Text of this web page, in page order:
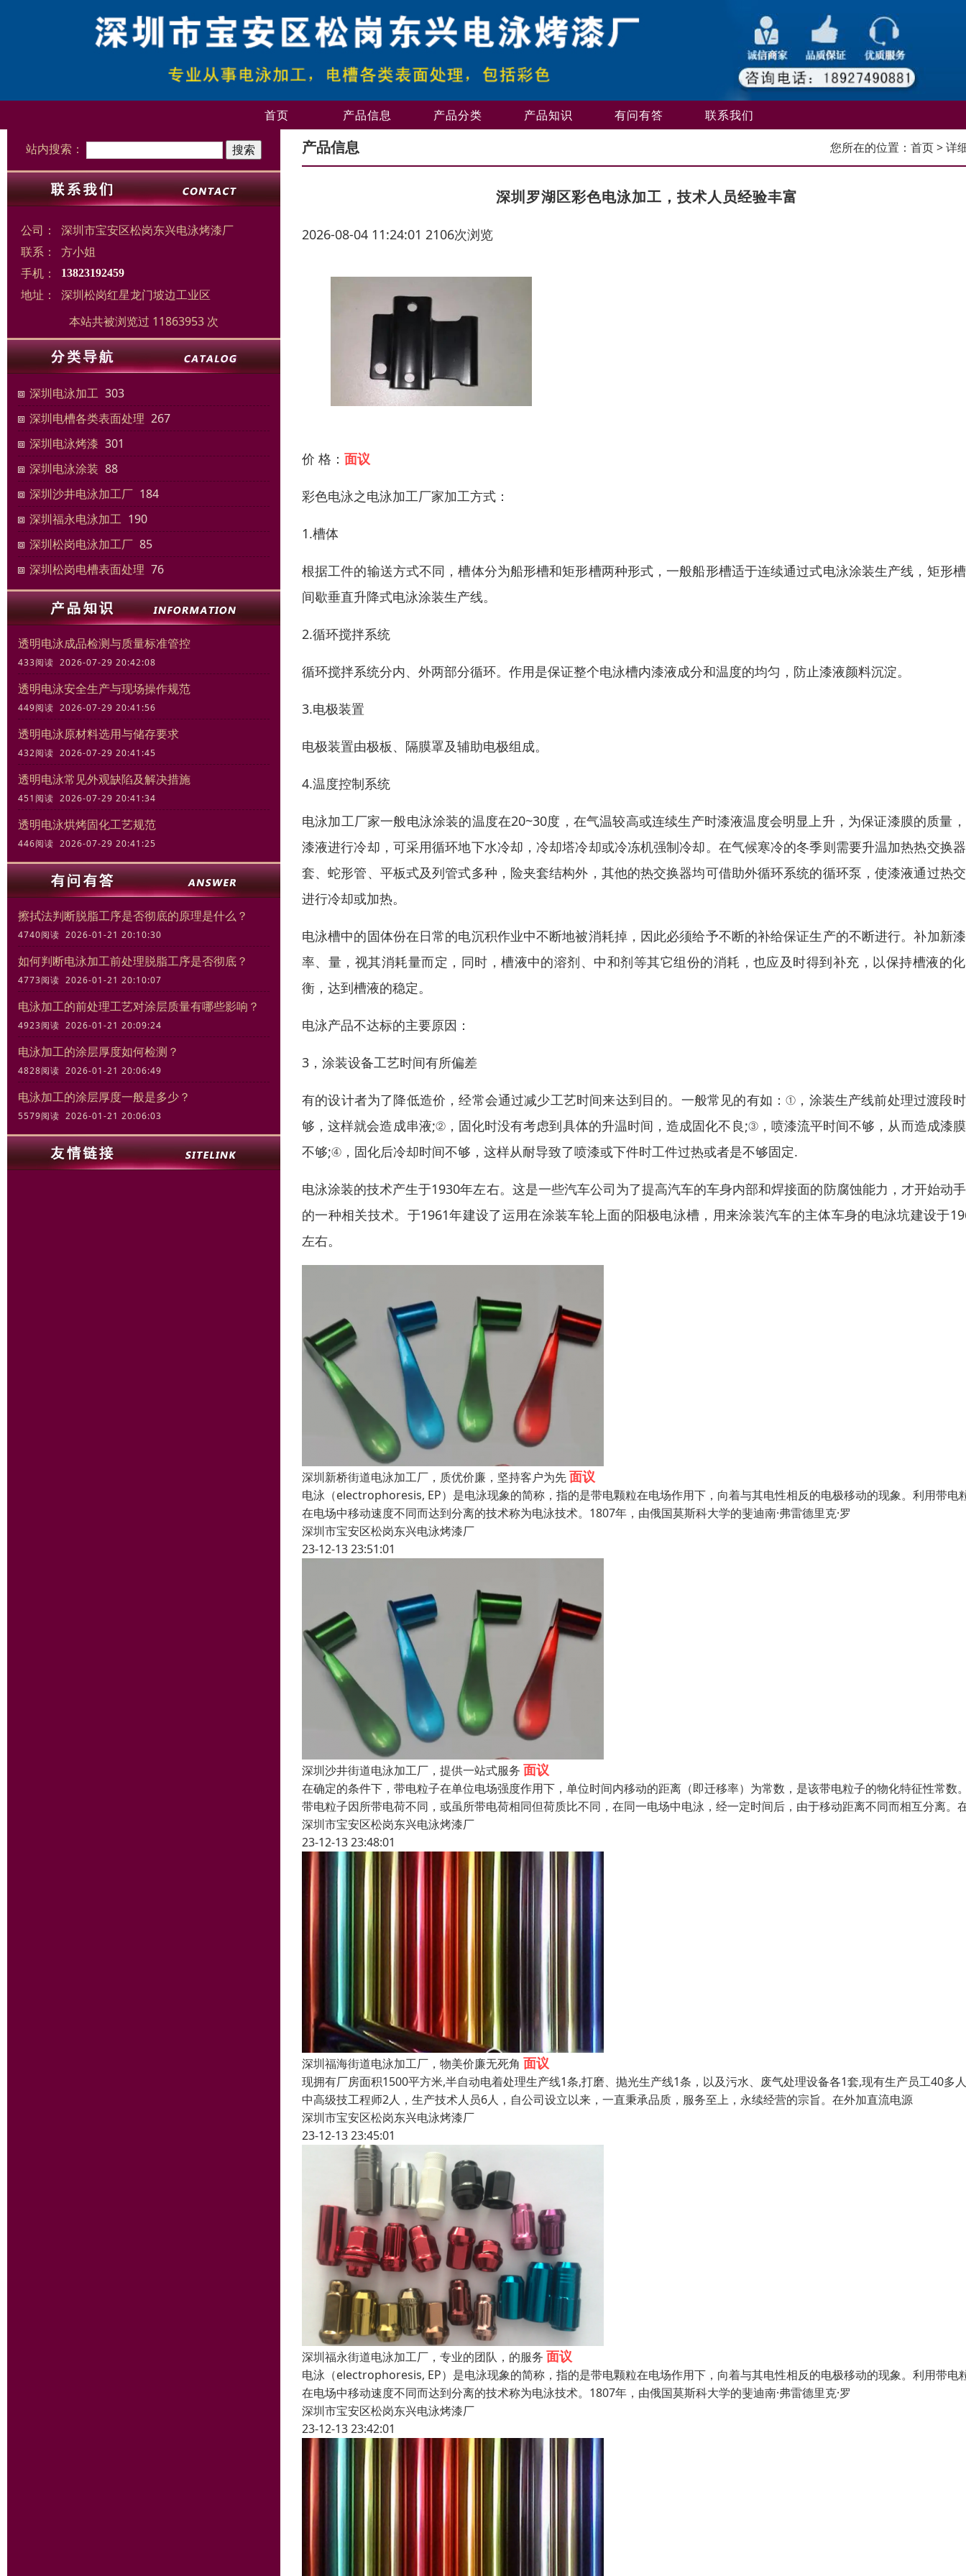
首页 产品信息 产品分类 产品知识 有问有答 联系我们
站内搜索：
公司：
深圳市宝安区松岗东兴电泳烤漆厂
联系：
方小姐
手机：
13823192459
地址：
深圳松岗红星龙门坡边工业区
本站共被浏览过 11863953 次
深圳电泳加工 303
深圳电槽各类表面处理 267
深圳电泳烤漆 301
深圳电泳涂装 88
深圳沙井电泳加工厂 184
深圳福永电泳加工 190
深圳松岗电泳加工厂 85
深圳松岗电槽表面处理 76
透明电泳成品检测与质量标准管控
433阅读 2026-07-29 20:42:08
透明电泳安全生产与现场操作规范
449阅读 2026-07-29 20:41:56
透明电泳原材料选用与储存要求
432阅读 2026-07-29 20:41:45
透明电泳常见外观缺陷及解决措施
451阅读 2026-07-29 20:41:34
透明电泳烘烤固化工艺规范
446阅读 2026-07-29 20:41:25
擦拭法判断脱脂工序是否彻底的原理是什么？
4740阅读 2026-01-21 20:10:30
如何判断电泳加工前处理脱脂工序是否彻底？
4773阅读 2026-01-21 20:10:07
电泳加工的前处理工艺对涂层质量有哪些影响？
4923阅读 2026-01-21 20:09:24
电泳加工的涂层厚度如何检测？
4828阅读 2026-01-21 20:06:49
电泳加工的涂层厚度一般是多少？
5579阅读 2026-01-21 20:06:03
产品信息 您所在的位置： 首页> 详
深圳罗湖区彩色电泳加工，技术人员经验丰富
2026-08-04 11:24:01 2106次浏览
价 格： 面议
彩色电泳之电泳加工厂家加工方式：
1.槽体
根据工件的输送方式不同，槽体分为船形槽和矩形槽两种形式，一般船形槽适于连续通过式电泳涂装生产线，矩形
间歇垂直升降式电泳涂装生产线。
2.循环搅拌系统
循环搅拌系统分内、外两部分循环。作用是保证整个电泳槽内漆液成分和温度的均匀，防止漆液颜料沉淀。
3.电极装置
电极装置由极板、隔膜罩及辅助电极组成。
4.温度控制系统
电泳加工厂家一般电泳涂装的温度在20~30度，在气温较高或连续生产时漆液温度会明显上升，为保证漆膜的质量
漆液进行冷却，可采用循环地下水冷却，冷却塔冷却或冷冻机强制冷却。在气候寒冷的冬季则需要升温加热热交换
套、蛇形管、平板式及列管式多种，险夹套结构外，其他的热交换器均可借助外循环系统的循环泵，使漆液通过热
进行冷却或加热。
电泳槽中的固体份在日常的电沉积作业中不断地被消耗掉，因此必须给予不断的补给保证生产的不断进行。补加新
率、量，视其消耗量而定，同时，槽液中的溶剂、中和剂等其它组份的消耗，也应及时得到补充，以保持槽液的
衡，达到槽液的稳定。
电泳产品不达标的主要原因：
3，涂装设备工艺时间有所偏差
有的设计者为了降低造价，经常会通过减少工艺时间来达到目的。一般常见的有如：①，涂装生产线前处理过渡段
够，这样就会造成串液;②，固化时没有考虑到具体的升温时间，造成固化不良;③，喷漆流平时间不够，从而造成漆
不够;④，固化后冷却时间不够，这样从耐导致了喷漆或下件时工件过热或者是不够固定.
电泳涂装的技术产生于1930年左右。这是一些汽车公司为了提高汽车的车身内部和焊接面的防腐蚀能力，才开始动
的一种相关技术。于1961年建设了运用在涂装车轮上面的阳极电泳槽，用来涂装汽车的主体车身的电泳坑建设于
左右。
深圳新桥街道电泳加工厂，质优价廉，坚持客户为先面议
电泳（electrophoresis, EP）是电泳现象的简称，指的是带电颗粒在电场作用下，向着与其电性相反的电极移动的现象。利用带电
在电场中移动速度不同而达到分离的技术称为电泳技术。1807年，由俄国莫斯科大学的斐迪南·弗雷德里克·罗
深圳市宝安区松岗东兴电泳烤漆厂
23-12-13 23:51:01
深圳沙井街道电泳加工厂，提供一站式服务 面议
在确定的条件下，带电粒子在单位电场强度作用下，单位时间内移动的距离（即迁移率）为常数，是该带电粒子的物化特征性常数
带电粒子因所带电荷不同，或虽所带电荷相同但荷质比不同，在同一电场中电泳，经一定时间后，由于移动距离不同而相互分离。
深圳市宝安区松岗东兴电泳烤漆厂
23-12-13 23:48:01
深圳福海街道电泳加工厂，物美价廉无死角 面议
现拥有厂房面积1500平方米,半自动电着处理生产线1条,打磨、抛光生产线1条，以及污水、废气处理设备各1套,现有生产员工40多
中高级技工程师2人，生产技术人员6人，自公司设立以来，一直秉承品质，服务至上，永续经营的宗旨。在外加直流电源
深圳市宝安区松岗东兴电泳烤漆厂
23-12-13 23:45:01
深圳福永街道电泳加工厂，专业的团队，的服务 面议
电泳（electrophoresis, EP）是电泳现象的简称，指的是带电颗粒在电场作用下，向着与其电性相反的电极移动的现象。利用带电
在电场中移动速度不同而达到分离的技术称为电泳技术。1807年，由俄国莫斯科大学的斐迪南·弗雷德里克·罗
深圳市宝安区松岗东兴电泳烤漆厂
23-12-13 23:42:01